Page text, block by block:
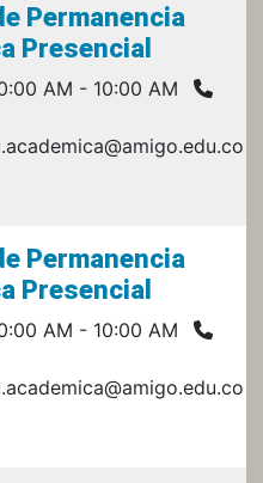
- 10:00 AM
- 10:00 AM